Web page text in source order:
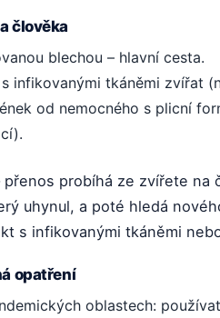
člověka
blechou – hlavní cesta.
infikovanými tkáněmi zvířat
od nemocného s plicní
přenos probíhá ze zvířete na
uhynul, a poté hledá
s infikovanými tkáněmi
opatření
oblastech: